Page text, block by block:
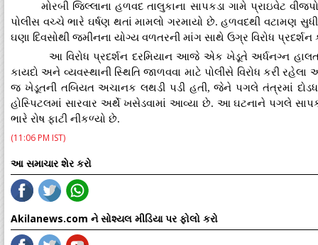
મોરબી જિલ્લાના હળવદ તાલુકાના સાપકડા ગામે પ્રાઇવેટ
પોલીસ વચ્ચે ભારે ઘર્ષણ થતાં મામલો ગરમાયો છે. હળવદથી વટામણ
ઘણા દિવસોથી જમીનના યોગ્ય વળતરની માંગ સાથે ઉગ્ર વિરોધ પ્રદર્શન
આ વિરોધ પ્રદર્શન દરમિયાન આજે એક ખેડૂતે અર્ધનગ્ન
કાયદો અને વ્યવસ્થાની સ્થિતિ જાળવવા માટે પોલીસે વિરોધ કરી
જ ખેડૂતની તબિયત અચાનક લથડી પડી હતી, જેને પગલે તંત્રમાં
હોસ્પિટલમાં સારવાર અર્થે ખસેડવામાં આવ્યા છે. આ ઘટનાને પગલે
ભારે રોષ ફાટી નીકળ્યો છે.
(11:06 PM IST)
આ સમાચાર શેર કરો
Akilanews.com ને સોશ્યલ મીડિયા પર ફોલો કરો